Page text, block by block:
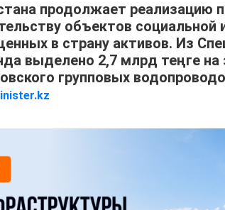
продолжает реализацию
объектов
в страну активов. Из
выделено 2,7 млрд теңге на
групповых